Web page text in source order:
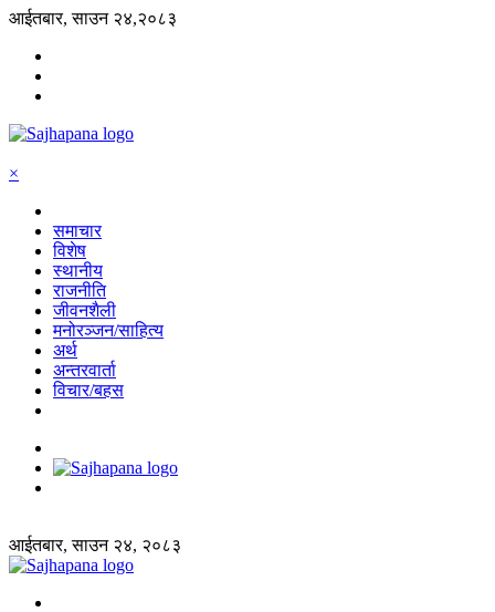
आईतबार, साउन २४,२०८३
×
समाचार
विशेष
स्थानीय
राजनीति
जीवनशैली
मनोरञ्जन/साहित्य
अर्थ
अन्तरवार्ता
विचार/बहस
आईतबार, साउन २४, २०८३